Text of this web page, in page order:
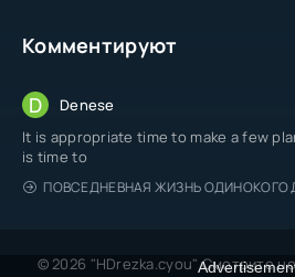
Комментируют
D Denese
It is appropriate time to make a few
is time to
ПОВСЕДНЕВНАЯ ЖИЗНЬ ОДИНОКОГО
© 2026 "HDrezka.cyou" Смотрите